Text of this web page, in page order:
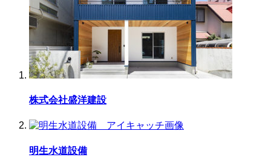
株式会社盛洋建設
明生水道設備